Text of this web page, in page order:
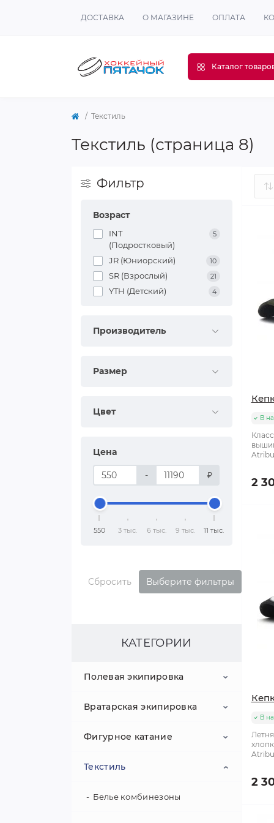
ДОСТАВКА О МАГАЗИНЕ ОПЛАТА
Каталог
Текстиль
Текстиль (страница 8)
Фильтр
Возраст
INT
(Подростковый)
5
JR (Юниорский) 10
SR (Взрослый) 21
YTH (Детский) 4
Производитель
Размер
Цвет
Цена
- ₽
550 3 тыс. 6 тыс. 9 тыс. 11 тыс.
Сбросить Выберите фильтры
КАТЕГОРИИ
Полевая экипировка
Клюшки
Коньки
Шлемы
Нагрудники
Вратарская экипировка
Клюшки вратарские
Коньки вратарские
Шлемы вратарские
Фигурное катание
Аксессуары
Лезвия
Текстиль
Белье комбинезоны
В
2
В
2